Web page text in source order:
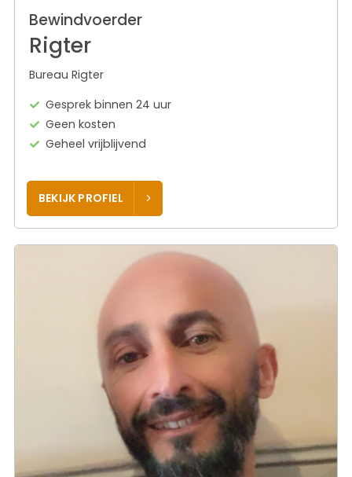
Bewindvoerder
Rigter
Bureau Rigter
Gesprek binnen 24 uur
Geen kosten
Geheel vrijblijvend
BEKIJK PROFIEL